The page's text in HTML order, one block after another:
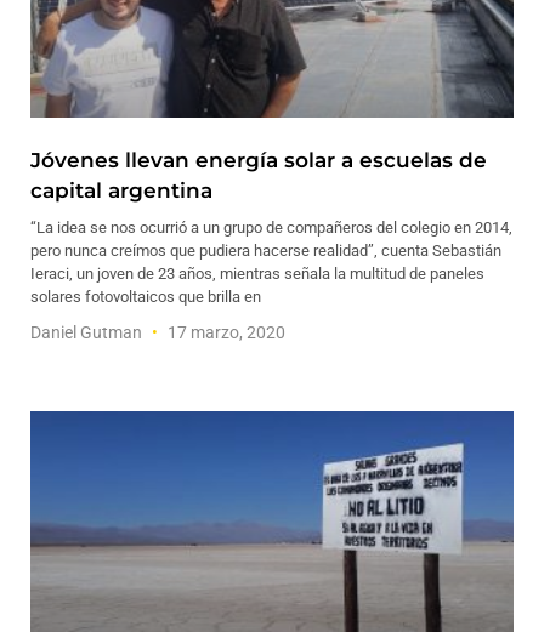
Jóvenes llevan energía solar a escuelas de
capital argentina
“La idea se nos ocurrió a un grupo de compañeros del colegio en 2014,
pero nunca creímos que pudiera hacerse realidad”, cuenta Sebastián
Ieraci, un joven de 23 años, mientras señala la multitud de paneles
solares fotovoltaicos que brilla en
Daniel Gutman 17 marzo, 2020